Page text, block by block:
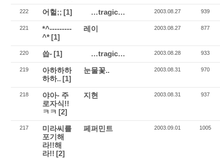
222 어헐;; [1] …tragic… 2003.08.27 939
221
*^---------
^* [1]
레이 2003.08.27 877
220 씁- [1] …tragic… 2003.08.28 933
219
아하하하
하하.. [1]
눈물꽃.. 2003.08.31 970
218
야아- 주
로자식!!
ㅋㅋ [2]
지현 2003.08.31 937
217
미라씨를
포기해
라!!해
라!! [2]
페퍼민트 2003.09.01 1005